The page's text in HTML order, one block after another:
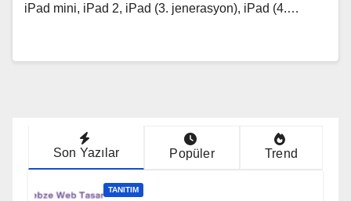
iPad mini, iPad 2, iPad (3. jenerasyon), iPad (4.…
Son Yazılar Popüler Trend
TANITIM